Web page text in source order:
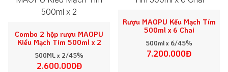
Combo 2 hộp rượu MAOPU
Kiều Mạch Tím 500ml x 2
500ML x 2/45%
2.600.000Đ
Rượu MAOPU Kều Mạch Tím
500ml x 6 Chai
500ml x 6/45%
7.200.000Đ